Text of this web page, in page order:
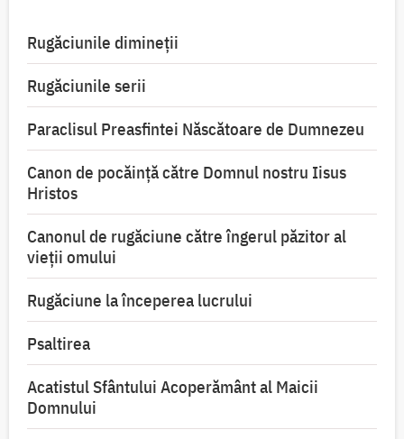
Rugăciunile dimineții
Rugăciunile serii
Paraclisul Preasfintei Născătoare de Dumnezeu
Canon de pocăință către Domnul nostru Iisus
Hristos
Canonul de rugăciune către îngerul păzitor al
vieții omului
Rugăciune la începerea lucrului
Psaltirea
Acatistul Sfântului Acoperământ al Maicii
Domnului